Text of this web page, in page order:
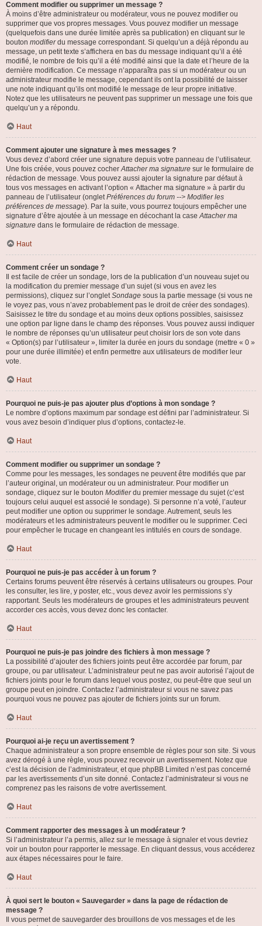
Comment modifier ou supprimer un message ?
À moins d’être administrateur ou modérateur, vous ne pouvez modifier ou
supprimer que vos propres messages. Vous pouvez modifier un message
(quelquefois dans une durée limitée après sa publication) en cliquant sur le
bouton modifierdu message correspondant. Si quelqu’un a déjà répondu au
message, un petit texte s’affichera en bas du message indiquant qu’il a été
modifié, le nombre de fois qu’il a été modifié ainsi que la date et l’heure de la
dernière modification. Ce message n’apparaîtra pas si un modérateur ou un
administrateur modifie le message, cependant ils ont la possibilité de laisser
une note indiquant qu’ils ont modifié le message de leur propre initiative.
Notez que les utilisateurs ne peuvent pas supprimer un message une fois que
quelqu’un y a répondu.
Haut
Comment ajouter une signature à mes messages ?
Vous devez d’abord créer une signature depuis votre panneau de l’utilisateur.
Une fois créée, vous pouvez cocherAttacher ma signature sur le formulaire de
rédaction de message. Vous pouvez aussi ajouter la signature par défaut à
tous vos messages en activant l’option « Attacher ma signature » à partir du
panneau de l’utilisateur (ongletPréférences du forum --> Modifier les
préférences de message). Par la suite, vous pourrez toujours empêcher une
signature d’être ajoutée à un message en décochant la caseAttacher ma
signature dans le formulaire de rédaction de message.
Haut
Comment créer un sondage ?
Il est facile de créer un sondage, lors de la publication d’un nouveau sujet ou
la modification du premier message d’un sujet (si vous en avez les
permissions), cliquez sur l’ongletSondage sous la partie message (si vous ne
le voyez pas, vous n’avez probablement pas le droit de créer des sondages).
Saisissez le titre du sondage et au moins deux options possibles, saisissez
une option par ligne dans le champ des réponses. Vous pouvez aussi indiquer
le nombre de réponses qu’un utilisateur peut choisir lors de son vote dans
« Option(s) par l’utilisateur », limiter la durée en jours du sondage (mettre « 0 »
pour une durée illimitée) et enfin permettre aux utilisateurs de modifier leur
vote.
Haut
Pourquoi ne puis-je pas ajouter plus d’options à mon sondage ?
Le nombre d’options maximum par sondage est défini par l’administrateur. Si
vous avez besoin d’indiquer plus d’options, contactez-le.
Haut
Comment modifier ou supprimer un sondage ?
Comme pour les messages, les sondages ne peuvent être modifiés que par
l’auteur original, un modérateur ou un administrateur. Pour modifier un
sondage, cliquez sur le bouton Modifierdu premier message du sujet (c’est
toujours celui auquel est associé le sondage). Si personne n’a voté, l’auteur
peut modifier une option ou supprimer le sondage. Autrement, seuls les
modérateurs et les administrateurs peuvent le modifier ou le supprimer. Ceci
pour empêcher le trucage en changeant les intitulés en cours de sondage.
Haut
Pourquoi ne puis-je pas accéder à un forum ?
Certains forums peuvent être réservés à certains utilisateurs ou groupes. Pour
les consulter, les lire, y poster, etc., vous devez avoir les permissions s’y
rapportant. Seuls les modérateurs de groupes et les administrateurs peuvent
accorder ces accès, vous devez donc les contacter.
Haut
Pourquoi ne puis-je pas joindre des fichiers à mon message ?
La possibilité d’ajouter des fichiers joints peut être accordée par forum, par
groupe, ou par utilisateur. L’administrateur peut ne pas avoir autorisé l’ajout de
fichiers joints pour le forum dans lequel vous postez, ou peut-être que seul un
groupe peut en joindre. Contactez l’administrateur si vous ne savez pas
pourquoi vous ne pouvez pas ajouter de fichiers joints sur un forum.
Haut
Pourquoi ai-je reçu un avertissement ?
Chaque administrateur a son propre ensemble de règles pour son site. Si vous
avez dérogé à une règle, vous pouvez recevoir un avertissement. Notez que
c’est la décision de l’administrateur, et que phpBB Limited n’est pas concerné
par les avertissements d’un site donné. Contactez l’administrateur si vous ne
comprenez pas les raisons de votre avertissement.
Haut
Comment rapporter des messages à un modérateur ?
Si l’administrateur l’a permis, allez sur le message à signaler et vous devriez
voir un bouton pour rapporter le message. En cliquant dessus, vous accéderez
aux étapes nécessaires pour le faire.
Haut
À quoi sert le bouton « Sauvegarder » dans la page de rédaction de
message ?
Il vous permet de sauvegarder des brouillons de vos messages et de les